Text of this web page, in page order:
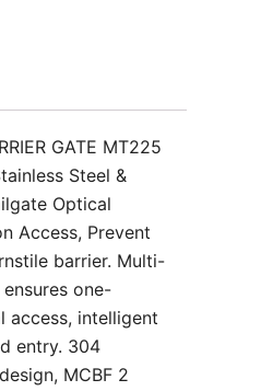
GATE MT225
Steel &
Optical
Access, Prevent
barrier. Multi-
one-
access, intelligent
entry. 304
MCBF 2